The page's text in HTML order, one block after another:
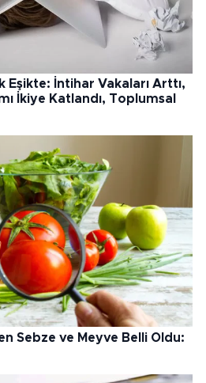
Eşikte: İntihar Vakaları Arttı,
İkiye Katlandı, Toplumsal
Sebze ve Meyve Belli Oldu: